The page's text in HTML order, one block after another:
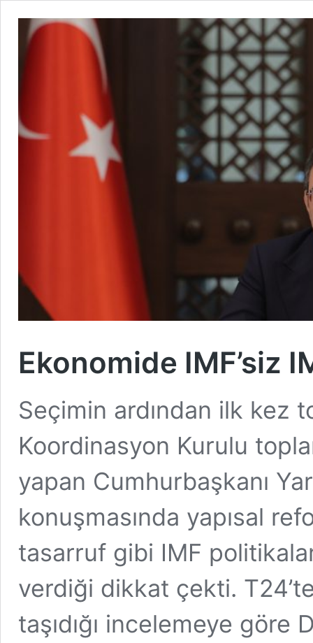
Ekonomide IMF’siz
Seçimin ardından ilk kez
Koordinasyon Kurulu
yapan Cumhurbaşkanı
konuşmasında yapısal
tasarruf gibi IMF
verdiği dikkat çekti.
taşıdığı incelemeye göre